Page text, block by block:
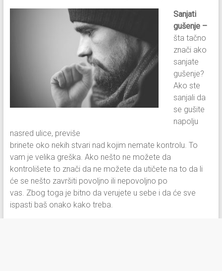
Sanjati
gušenje –
šta tačno
znači ako
sanjate
gušenje?
Ako ste
sanjali da
se gušite
napolju
nasred ulice, previše
brinete oko nekih stvari nad kojim nemate kontrolu. To
vam je velika greška. Ako nešto ne možete da
kontrolišete to znači da ne možete da utičete na to da li
će se nešto završiti povoljno ili nepovoljno po
vas. Zbog toga je bitno da verujete u sebe i da će sve
ispasti baš onako kako treba.